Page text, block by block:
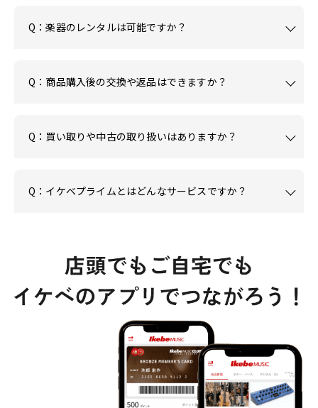
Q：楽器のレンタルは可能ですか？
Q：商品購入後の交換や返品はできますか？
Q：買い取りや中古の取り扱いはありますか？
Q：イケベプライムとはどんなサービスですか？